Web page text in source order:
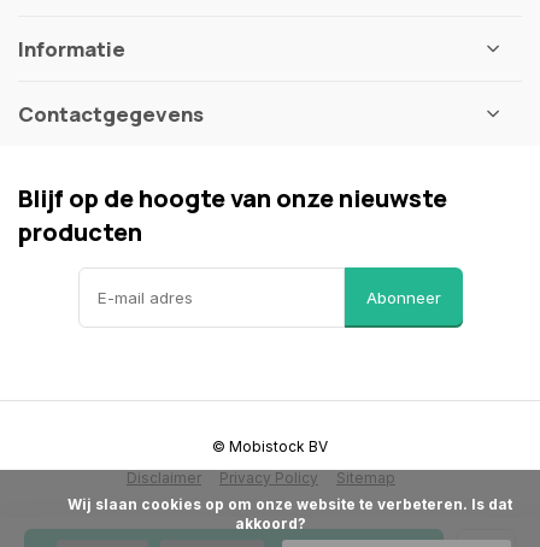
Informatie
Contactgegevens
Blijf op de hoogte van onze nieuwste
producten
Abonneer
Disclaimer Privacy Policy Sitemap
© Mobistock BV
akkoord?